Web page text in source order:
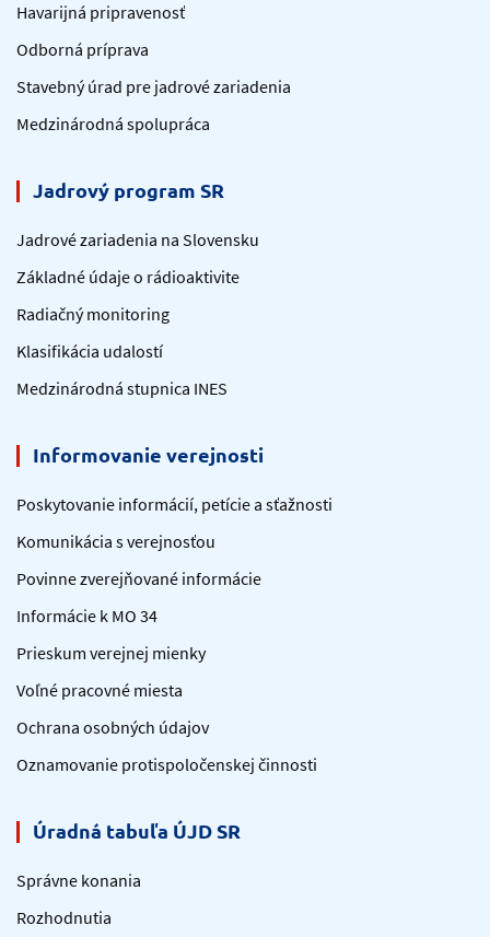
Havarijná pripravenosť
Odborná príprava
Stavebný úrad pre jadrové zariadenia
Medzinárodná spolupráca
Jadrový program SR
Jadrové zariadenia na Slovensku
Základné údaje o rádioaktivite
Radiačný monitoring
Klasifikácia udalostí
Medzinárodná stupnica INES
Informovanie verejnosti
Poskytovanie informácií, petície a sťažnosti
Komunikácia s verejnosťou
Povinne zverejňované informácie
Informácie k MO 34
Prieskum verejnej mienky
Voľné pracovné miesta
Ochrana osobných údajov
Oznamovanie protispoločenskej činnosti
Úradná tabuľa ÚJD SR
Správne konania
Rozhodnutia